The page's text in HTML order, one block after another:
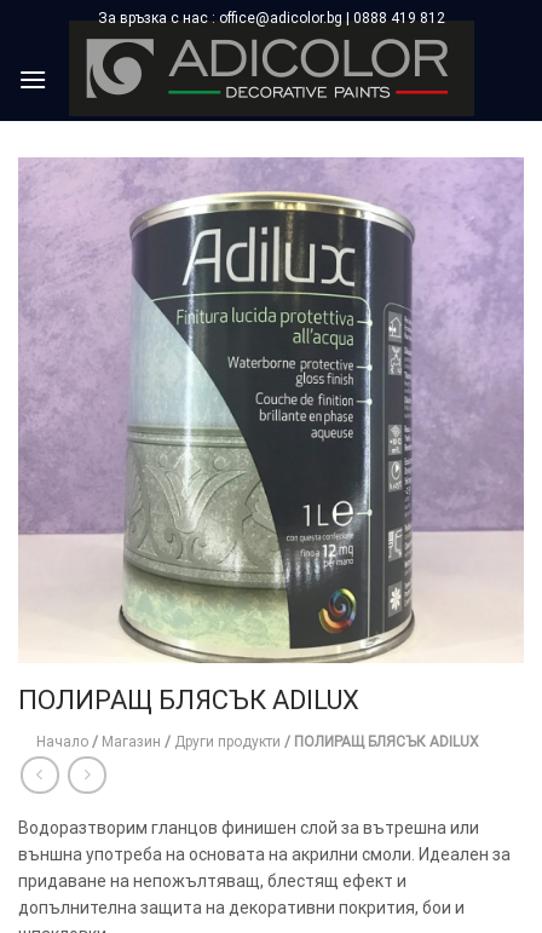
content
За връзка с нас : office@adicolor.bg | 0888 419 812
ПОЛИРАЩ БЛЯСЪК ADILUX
Начало / Магазин / Други продукти / ПОЛИРАЩ БЛЯСЪК ADILUX
Водоразтворим гланцов финишен слой за вътрешна или
външна употреба на основата на акрилни смоли. Идеален за
придаване на непожълтяващ, блестящ ефект и
допълнителна защита на декоративни покрития, бои и
×